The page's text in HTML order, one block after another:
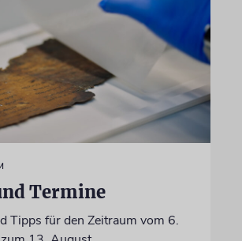
Termine
Tipps für den Zeitraum vom 6.